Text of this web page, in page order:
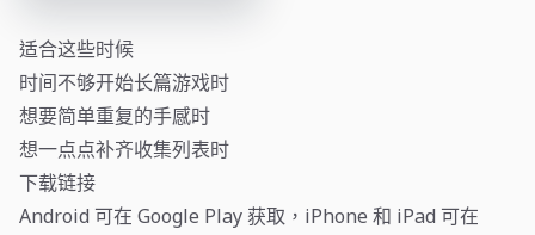
适合这些时候
时间不够开始长篇游戏时
想要简单重复的手感时
想一点点补齐收集列表时
下载链接
Android 可在 Google Play 获取，iPhone 和 iPad 可在